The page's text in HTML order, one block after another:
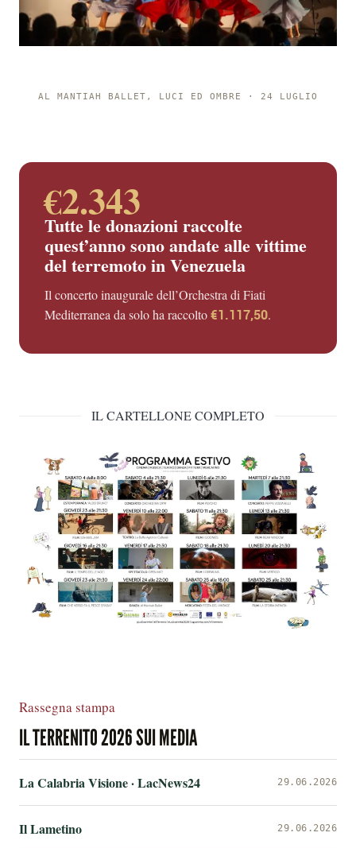
AL MANTIAH BALLET, LUCI ED OMBRE · 24 LUGLIO
€2.343
Tutte le donazioni raccolte
quest’anno sono andate alle vittime
del terremoto in Venezuela
Il concerto inaugurale dell’Orchestra di Fiati
Mediterranea da solo ha raccolto€1.117,50.
IL CARTELLONE COMPLETO
Rassegna stampa
IL TERRENITO 2026 SUI MEDIA
La Calabria Visione · LacNews24 29.06.2026
Il Lametino 29.06.2026